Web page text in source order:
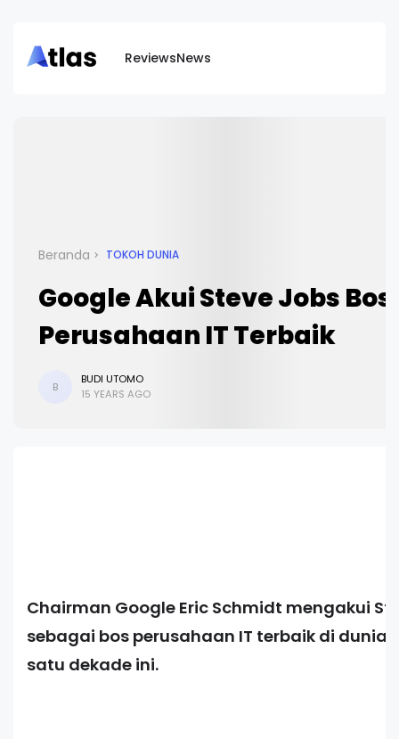
ReviewsNews
Beranda TOKOH DUNIA
Google Akui Steve Jobs Bos
Perusahaan IT Terbaik
B
BUDI UTOMO
15 YEARS AGO
Chairman Google Eric Schmidt mengakui
sebagai bos perusahaan IT terbaik di dunia
satu dekade ini.